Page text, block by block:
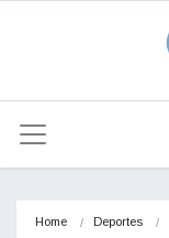
Home Deportes